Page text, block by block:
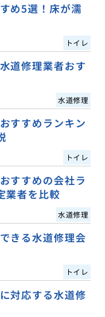
め5選！床が濡
トイレ
道修理業者おす
水道修理
すすめランキン
トイレ
すすめの会社ラ
業者を比較
水道修理
きる水道修理会
トイレ
対応する水道修